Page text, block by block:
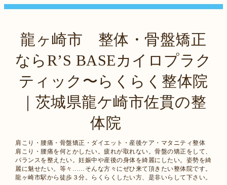
龍ヶ崎市 整体・骨盤矯正
ならR’S BASEカイロプラク
ティック〜らくらく整体院
｜茨城県龍ケ崎市佐貫の整
体院
肩こり・腰痛・骨盤矯正・ダイエット・産後ケア・マタニティ整体
肩こり・腰痛を何とかしたい。疲れが取れない。骨盤の矯正をして、
バランスを整えたい。妊娠中や産後の身体を綺麗にしたい。姿勢を綺
麗に魅せたい。等々……そんな方々にぜひ来て頂きたい整体院です。
龍ヶ崎市駅から徒歩３分。らくらくしたい方、是非いらして下さい。